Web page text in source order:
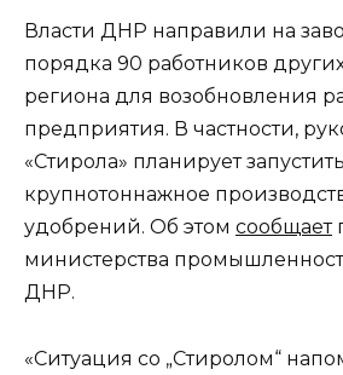
Власти ДНР направили на
порядка 90 работников
региона для возобновления
предприятия. В частности,
«Стирола» планирует запустить
крупнотоннажное
удобрений. Об этом сообщает
министерства
ДНР.
«Ситуация со „Стиролом“